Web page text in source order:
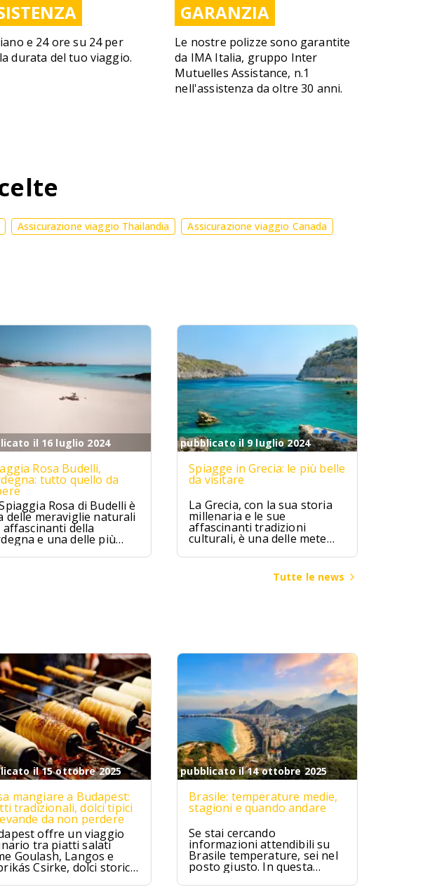
e 24 ore su 24 per
durata del tuo viaggio.
GARANZIA
Le nostre polizze sono garantite
da IMA Italia, gruppo Inter
Mutuelles Assistance, n.1
nell'assistenza da oltre 30 anni.
Assicurazione viaggio Thailandia
Assicurazione viaggio Canada
il 16 luglio 2024
Rosa Budelli,
tutto quello da
Rosa di Budelli è
delle meraviglie naturali
affascinanti della
e una delle più
d'Italia. Situata
della
pubblicato il 9 luglio 2024
Spiagge in Grecia: le più belle
da visitare
La Grecia, con la sua storia
millenaria e le sue
affascinanti tradizioni
culturali, è una delle mete
mondo. Terra di miti e
leggende, la Grecia ha visto
fiorire alcune delle più
architettura e filosofia.
Tutte le news
il 15 ottobre 2025
mangiare a Budapest:
tradizionali, dolci tipici
da non perdere
offre un viaggio
tra piatti salati
Goulash, Langos e
Csirke, dolci storici
Dobos Torte e
e distillati tipici
pubblicato il 14 ottobre 2025
Brasile: temperature medie,
stagioni e quando andare
Se stai cercando
informazioni attendibili su
Brasile temperature, sei nel
posto giusto. In questa
guida troverai valori medi
mensili, differenze climatiche